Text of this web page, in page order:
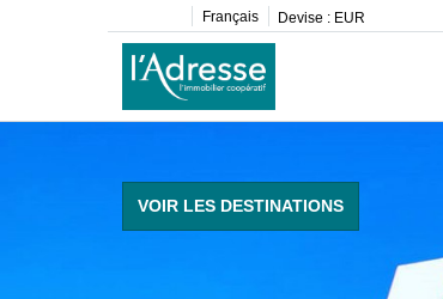
Français Devise : EUR
VOIR LES DESTINATIONS